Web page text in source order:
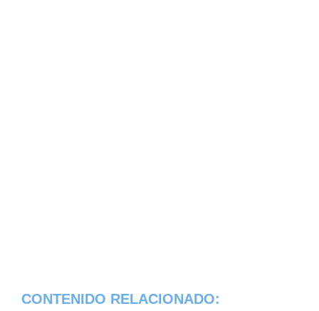
CONTENIDO RELACIONADO: